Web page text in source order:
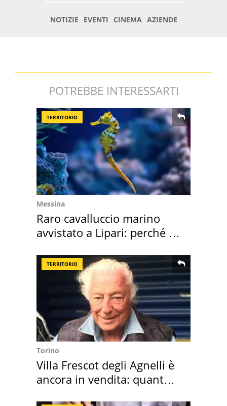
POTREBBE INTERESSARTI
TERRITORIO
Messina
Raro cavalluccio marino
avvistato a Lipari: perché è
TERRITORIO
Torino
Villa Frescot degli Agnelli è
ancora in vendita: quanto